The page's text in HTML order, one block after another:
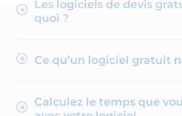
Les logiciels de devis
quoi ?
Ce qu’un logiciel gratuit
Calculez le temps que